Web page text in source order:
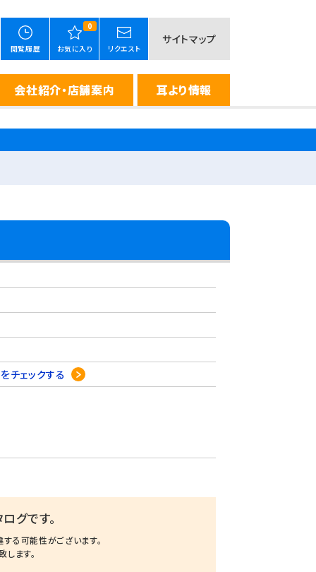
閲覧履歴
0
お気に入り リクエスト
サイトマップ
会社紹介・店舗案内 耳より情報
チェックする
グです。
る可能性がございます。
ます。